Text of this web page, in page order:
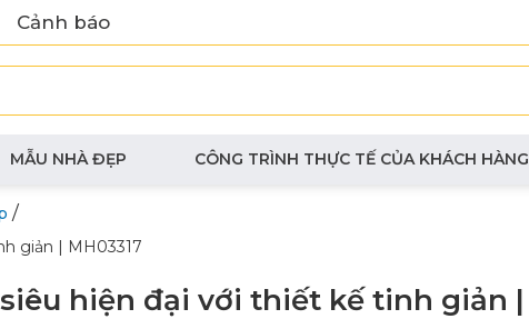
Cảnh báo
MẪU NHÀ ĐẸP CÔNG TRÌNH THỰC TẾ CỦA KHÁCH HÀNG
/
giản | MH03317
hiện đại với thiết kế tinh giản |